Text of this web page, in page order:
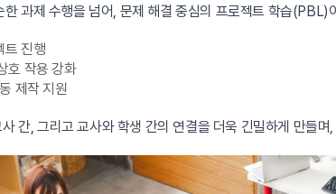
한 과제 수행을 넘어, 문제 해결 중심의 프로젝트 학습
트 진행
호 작용 강화
제작 지원
간, 그리고 교사와 학생 간의 연결을 더욱 긴밀하게 만들며